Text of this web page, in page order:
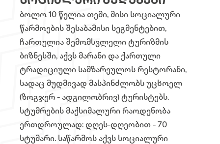
ბოლო 10 წელია თემი, მისი სოციალური
წარმოების შესაბამისი სეგმენტებით,
ჩართულია შემომსვლელი ტურიზმის
ბიზნესში, აქვს მარანი და ქართული
ტრადიციული სამზარეულოს რესტორანი,
სადაც მუდმივად მასპინძლობს უცხოელ
(ზოგჯერ - ადგილობრივ) ტურისტებს.
სტუმრების მაქსიმალური რაოდენობა
ერთდროულად: დღეს-დღეობით - 70
სტუმარი. საწარმოს აქვს სოციალური